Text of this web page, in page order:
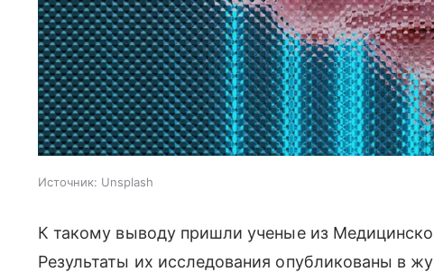
Источник: Unsplash
К такому выводу пришли ученые из
Результаты их исследования опубликованы в